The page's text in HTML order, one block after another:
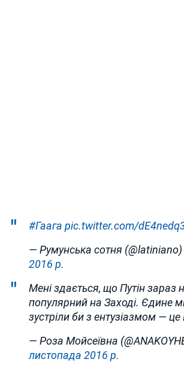
#Гаага pic.twitter.com/
— Румунська сотня (@latiniano)
2016 р.
Мені здається, що Путін зараз
популярний на Заході. Єдине
зустріли би з ентузіазмом — це
— Роза Мойсеївна
листопада 2016 р.